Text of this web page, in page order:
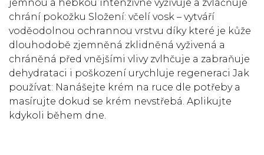
jemnou a hebkou intenzivně vyživuje a zvláčňuje
chrání pokožku Složení: včelí vosk – vytváří
voděodolnou ochrannou vrstvu díky které je kůže
dlouhodobě zjemněná zklidněná vyživená a
chráněná před vnějšími vlivy zvlhčuje a zabraňuje
dehydrataci i poškození urychluje regeneraci Jak
používat: Nanášejte krém na ruce dle potřeby a
masírujte dokud se krém nevstřebá. Aplikujte
kdykoli během dne.